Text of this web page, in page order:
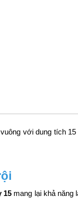
với dung tích
15 mang lại khả năng